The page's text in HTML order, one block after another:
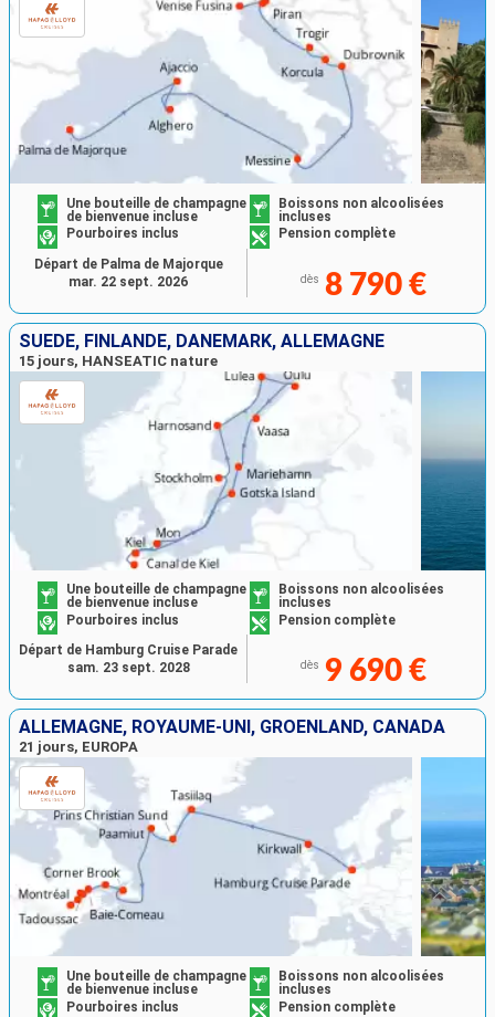
Une bouteille de champagne
de bienvenue incluse
Boissons non alcoolisées
incluses
Pourboires inclus
Pension complète
dès 8 790 €
Départ de Palma de Majorque
mar. 22 sept. 2026
SUÈDE, FINLANDE, DANEMARK, ALLEMAGNE
15 jours, HANSEATIC nature
Une bouteille de champagne
de bienvenue incluse
Boissons non alcoolisées
incluses
Pourboires inclus
Pension complète
dès 9 690 €
Départ de Hamburg Cruise Parade
sam. 23 sept. 2028
ALLEMAGNE, ROYAUME-UNI, GRÖENLAND, CANADA
21 jours, EUROPA
Une bouteille de champagne
de bienvenue incluse
Boissons non alcoolisées
incluses
Pourboires inclus
Pension complète